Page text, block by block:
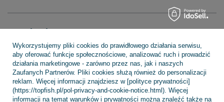
Regulaminy
INFORMACJE
Wykorzystujemy pliki cookies do prawidłowego działania serwisu,
aby oferować funkcje społecznościowe, analizować ruch i prowadzić
działania marketingowe - zarówno przez nas, jak i naszych
Zaufanych Partnerów. Pliki cookies służą również do personalizacji
reklam. Więcej informacji znajdziesz w [polityce prywatności]
(https://topfish.pl/pol-privacy-and-cookie-notice.html). Więcej
informacji na temat warunków i prywatności można znaleźć także na